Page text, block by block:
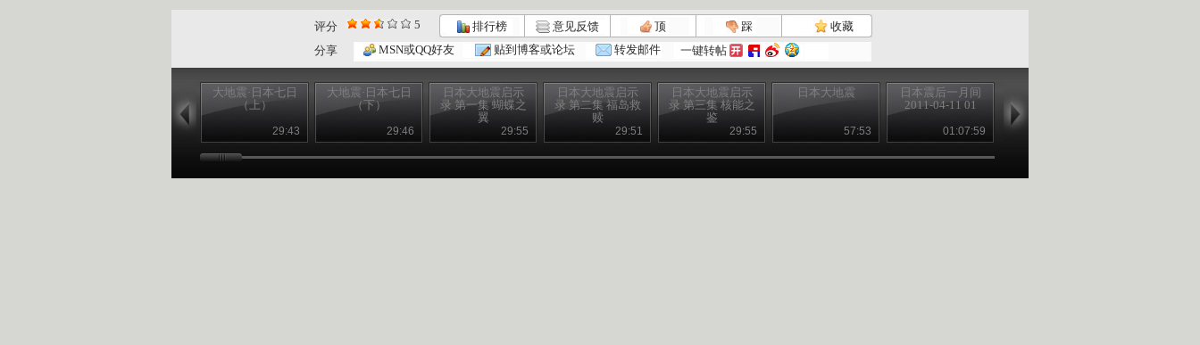
评分 5 排行榜 意见反馈 顶 踩
收藏
分享
MSN或QQ好友 贴到博客或论坛 转发邮件 一键转帖
大地震·日本七日
（上）
29:43
大地震·日本七日
（下）
29:46
日本大地震启示
录 第一集 蝴蝶之
翼
29:55
日本大地震启示
录 第二集 福岛救
赎
29:51
日本大地震启示
录 第三集 核能之
鉴
29:55
日本大地震
57:53
日本震后一月间
2011-04-11 01
01:07:59
2011-04-11 02